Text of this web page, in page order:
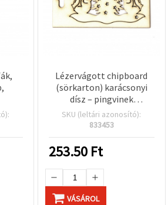
Lézervágott chipboard
(sörkarton) karácsonyi
dísz – pingvinek
karácsonyfával, natúr,
kezeletlen, 85 x 52 mm –
díszítőelem
scrapbookinghoz,
képeslapkészítéshez,
dekupázshoz, DIY
karácsonyi kézműves
projektekhez
SKU (leltári azonosító):
833453
253.50 Ft
VÁSÁROL